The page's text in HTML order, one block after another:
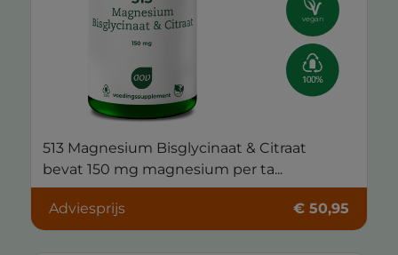
vegan
513 Magnesium Bisglycinaat & Citraat
bevat 150 mg magnesium per ta...
Adviesprijs € 50,95